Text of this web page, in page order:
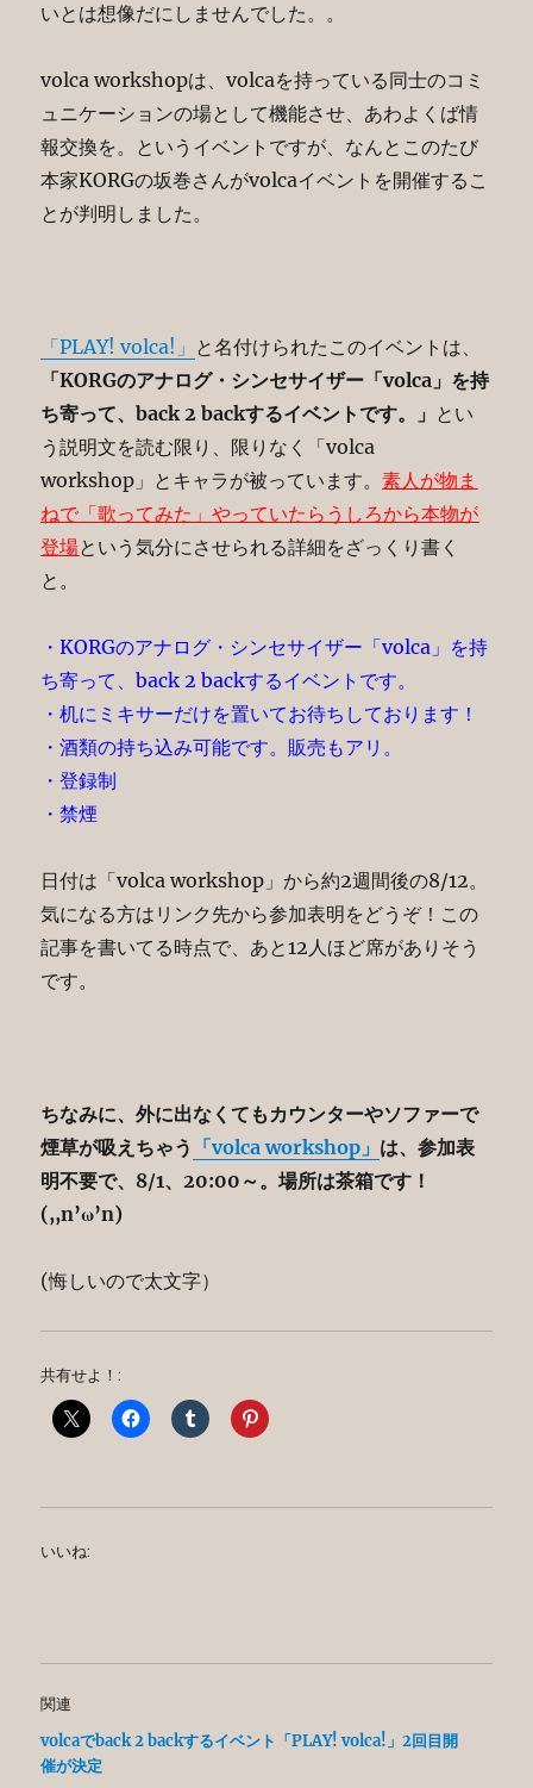
いとは想像だにしませんでした。。
volca workshopは、volcaを持っている同士のコミ
ュニケーションの場として機能させ、あわよくば情
報交換を。というイベントですが、なんとこのたび
本家KORGの坂巻さんがvolcaイベントを開催するこ
とが判明しました。
「PLAY! volca!」 と名付けられたこのイベントは、
「KORGのアナログ・シンセサイザー「volca」を持
ち寄って、back 2 backするイベントです。」 とい
う説明文を読む限り、限りなく「volca
workshop」とキャラが被っています。素人が物ま
ねで「歌ってみた」やっていたらうしろから本物が
登場という気分にさせられる詳細をざっくり書く
と。
・KORGのアナログ・シンセサイザー「volca」を持
ち寄って、back 2 backするイベントです。
・机にミキサーだけを置いてお待ちしております！
・酒類の持ち込み可能です。販売もアリ。
・登録制
・禁煙
日付は「volca workshop」から約2週間後の8/12。
気になる方はリンク先から参加表明をどうぞ！この
記事を書いてる時点で、あと12人ほど席がありそう
です。
ちなみに、外に出なくてもカウンターやソファーで
煙草が吸えちゃう 「volca workshop」 は、参加表
明不要で、8/1、20:00～。場所は茶箱です！
(,,n’ω’n)
(悔しいので太文字）
共有せよ！:
いいね:
関連
volcaでback 2 backするイベント「PLAY! volca!」2回目開
催が決定